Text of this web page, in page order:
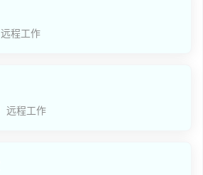
远程工作
远程工作